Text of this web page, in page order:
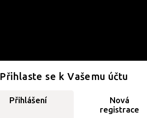
Přihlaste se k Vašemu účtu
Přihlášení
Nová
registrace